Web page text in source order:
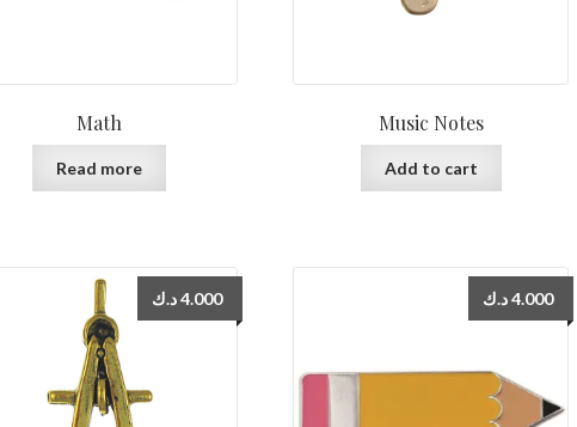
Math
Read more
Music Notes
Add to cart
4.000د.ك 4.000 د.ك